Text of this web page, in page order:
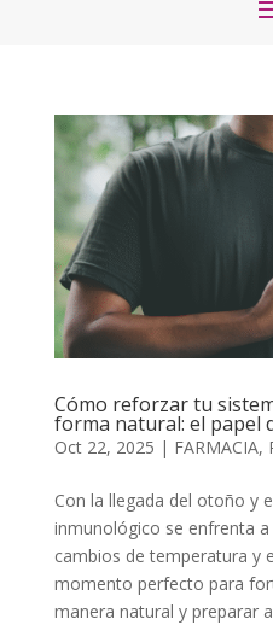
Cómo reforzar tu
forma natural: el papel
Oct 22, 2025 | FARMACIA,
Con la llegada del otoño y
inmunológico se enfrenta
cambios de temperatura y
momento perfecto para
manera natural y preparar